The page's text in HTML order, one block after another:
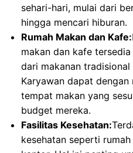
sehari-hari, mulai dari
hingga mencari hiburan.
Rumah Makan dan Kafe:
makan dan kafe
dari makanan
Karyawan dapat dengan
tempat makan yang
budget mereka.
Fasilitas Kesehatan:
kesehatan seperti